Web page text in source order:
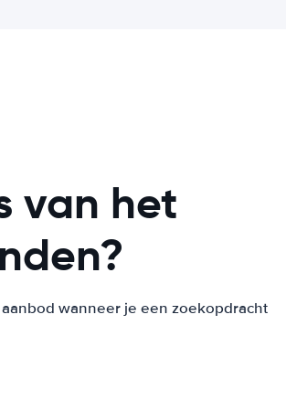
van het
wanneer je een zoekopdracht